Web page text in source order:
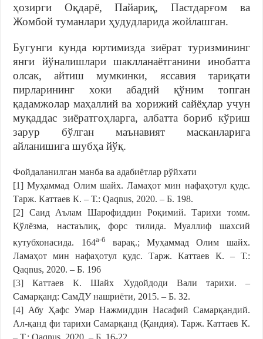
ҳозирги Оқдарё, Пайариқ, Пастдарғом ва
Жомбой туманлари ҳудудларида жойлашган.
Бугунги кунда юртимизда зиёрат туризмининг
янги йўналишлари шаклланаётганини инобатга
олсак, айтиш мумкинки, яссавия тариқати
пирларининг хоки абадий қўним топган
қадамжолар маҳаллий ва хорижий сайёҳлар учун
муқаддас зиёратгоҳларга, албатта бориб кўриш
зарур бўлган маънавият масканларига
айланишига шубҳа йўқ.
Фойдаланилган манба ва адабиётлар рўйхати
[1] Муҳаммад Олим шайх. Ламаҳот мин нафаҳотул қудс.
Тарж. Каттаев К. – Т.: Qaqnus, 2020. – Б. 198.
[2] Саид Аълам Шарофиддин Роқимий. Тарихи томм.
Қўлёзма, настаълиқ, форс тилида. Муаллиф шахсий
кутубхонасида. 164а-б
варақ.; Муҳаммад Олим шайх.
Ламаҳот мин нафаҳотул қудс. Тарж. Каттаев К. – Т.:
Qaqnus, 2020. – Б. 196
[3] Каттаев К. Шайх Худойдоди Вали тарихи. –
Самарқанд: СамДУ нашриёти, 2015. – Б. 32.
[4] Абу Ҳафс Умар Нажмиддин Насафий Самарқандий.
Ал-қанд фи тарихи Самарқанд (Қандия). Тарж. Каттаев К.
– Т.: Qaqnus, 2020. – Б. 16-22.